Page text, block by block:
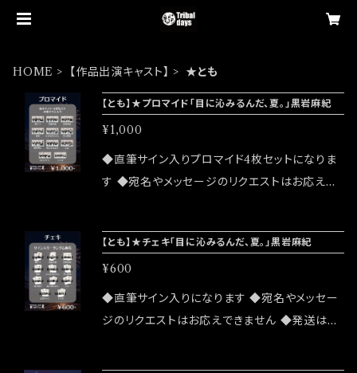
HOME 【作品出演キャスト】 ★とも
【とも】★プロマイド「目に沁みるんだ、夏。」黒岩麻紀
¥1,000
◆直筆サイン入りプロマイド4枚セットになりま
す ◆宛名やメッセージのリクエストはお応えで
お客様はこちらのオンラインショップでのご注文
をお願い致します ◆発送は2026/08/08(土) u
nit Tribal days -season10-「目に沁みるん
だ、夏。」大感謝祭終了後になります 公演詳細
【とも】★チェキ「目に沁みるんだ、夏。」黒岩麻紀
¥600
◆直筆サイン入りになります ◆宛名やメッセー
ジのリクエストはお応えできません ◆発送はラ